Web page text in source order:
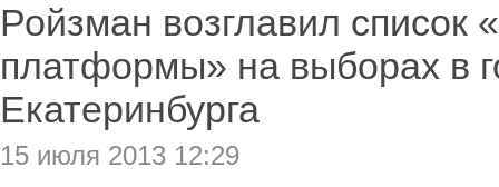
Ройзман возглавил список
платформы» на выборах в
Екатеринбурга
15 июля 2013 12:29